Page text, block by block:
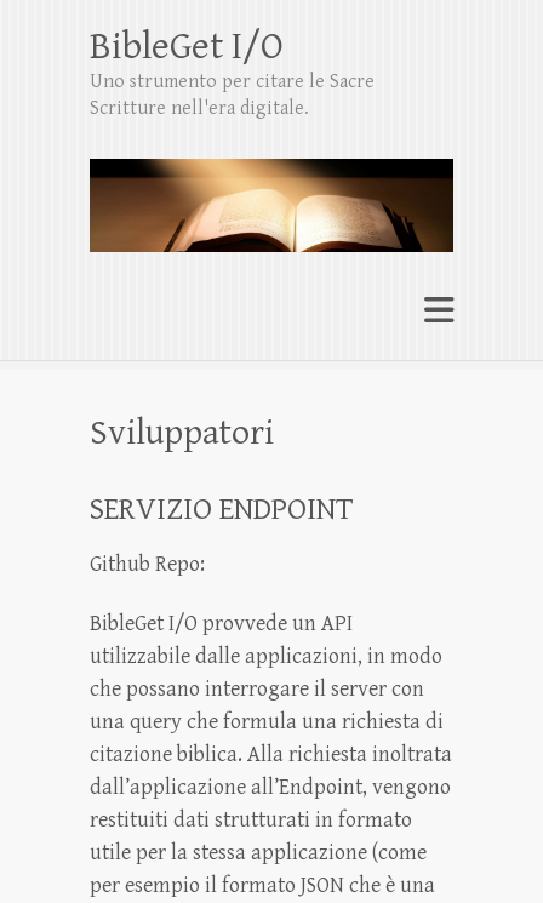
BibleGet I/O
Uno strumento per citare le Sacre
Scritture nell'era digitale.
Sviluppatori
SERVIZIO ENDPOINT
Github Repo:
BibleGet I/O provvede un API
utilizzabile dalle applicazioni, in modo
che possano interrogare il server con
una query che formula una richiesta di
citazione biblica. Alla richiesta inoltrata
dall’applicazione all’Endpoint, vengono
restituiti dati strutturati in formato
utile per la stessa applicazione (come
per esempio il formato JSON che è una